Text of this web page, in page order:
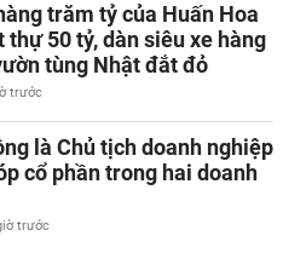
trăm tỷ của Huấn Hoa
thự 50 tỷ, dàn siêu xe hàng
tùng Nhật đắt đỏ
trước
là Chủ tịch doanh nghiệp
cổ phần trong hai doanh
trước